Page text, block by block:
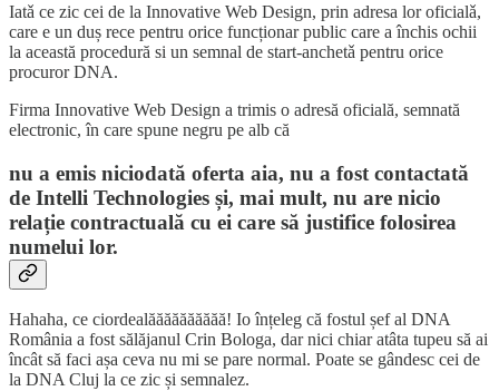
Iatǎ ce zic cei de la Innovative Web Design, prin adresa lor oficialǎ,
care e un duș rece pentru orice funcționar public care a închis ochii
la această procedură si un semnal de start-anchetǎ pentru orice
procuror DNA.
Firma Innovative Web Design a trimis o adresă oficială, semnată
electronic, în care spune negru pe alb că
nu a emis niciodată oferta aia, nu a fost contactată
de Intelli Technologies și, mai mult, nu are nicio
relație contractuală cu ei care să justifice folosirea
numelui lor.
Hahaha, ce ciordealăăăăăăăăăă! Io înțeleg că fostul șef al DNA
România a fost sălăjanul Crin Bologa, dar nici chiar atâta tupeu să ai
încât să faci așa ceva nu mi se pare normal. Poate se gândesc cei de
la DNA Cluj la ce zic și semnalez.